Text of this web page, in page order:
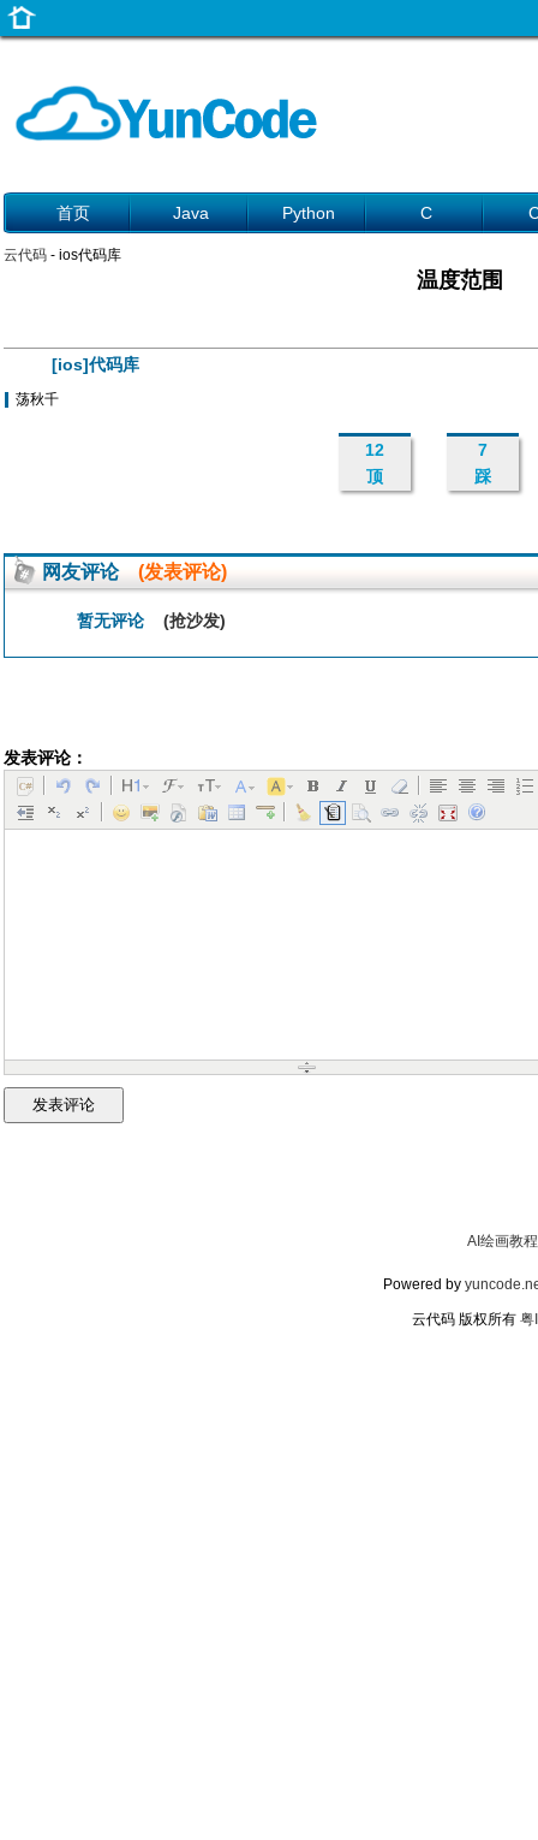
首页 Java Python C
云代码 - ios代码库
温度范围
[ios]代码库
荡秋千
12
顶
7
踩
网友评论 (发表评论)
暂无评论 (抢沙发)
发表评论：
AI绘画教程
Powered by
云代码 版权所有 粤